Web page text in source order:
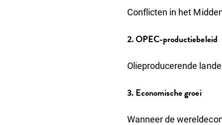
Conflicten in het
2. OPEC-productiebeleid
Olieproducerende
3. Economische groei
Wanneer de